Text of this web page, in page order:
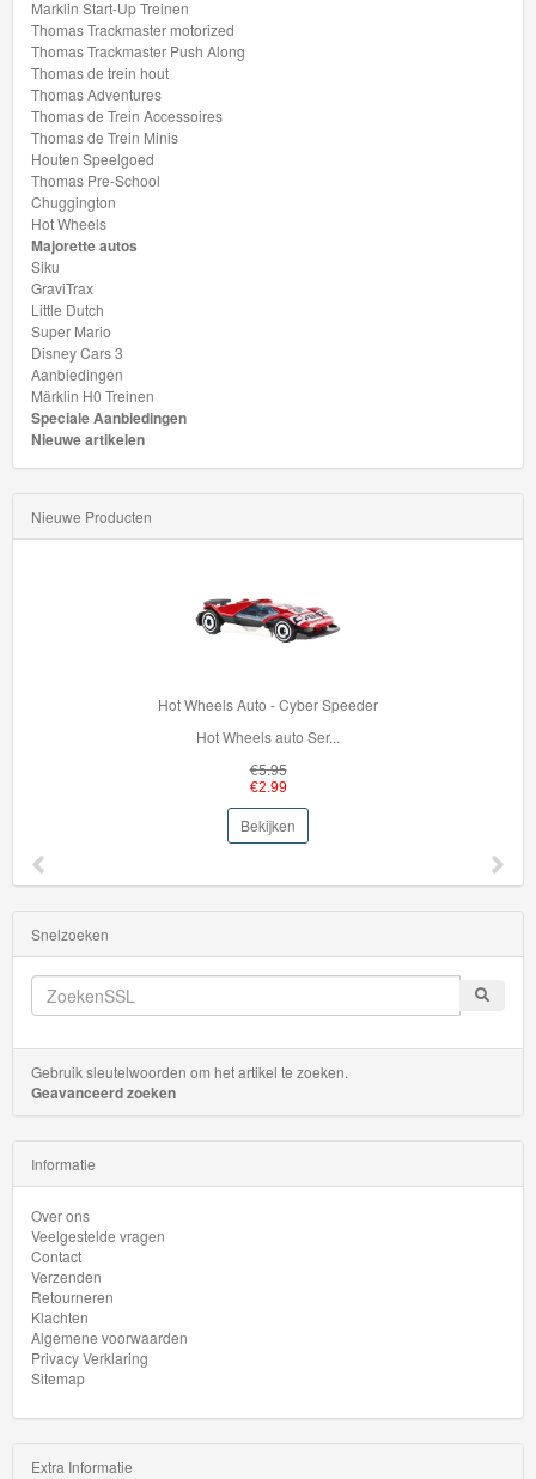
Marklin Start-Up Treinen
Thomas Trackmaster motorized
Thomas Trackmaster Push Along
Thomas de trein hout
Thomas Adventures
Thomas de Trein Accessoires
Thomas de Trein Minis
Houten Speelgoed
Thomas Pre-School
Chuggington
Hot Wheels
Majorette autos
Siku
GraviTrax
Little Dutch
Super Mario
Disney Cars 3
Aanbiedingen
Märklin H0 Treinen
Speciale Aanbiedingen
Nieuwe artikelen
Nieuwe Producten
Hot Wheels Auto - Cyber Speeder
Hot Wheels auto Ser...
€5.95
€2.99
Bekijken
Snelzoeken
Gebruik sleutelwoorden om het artikel te zoeken.
Geavanceerd zoeken
Informatie
Over ons
Veelgestelde vragen
Contact
Verzenden
Retourneren
Klachten
Algemene voorwaarden
Privacy Verklaring
Sitemap
Extra Informatie